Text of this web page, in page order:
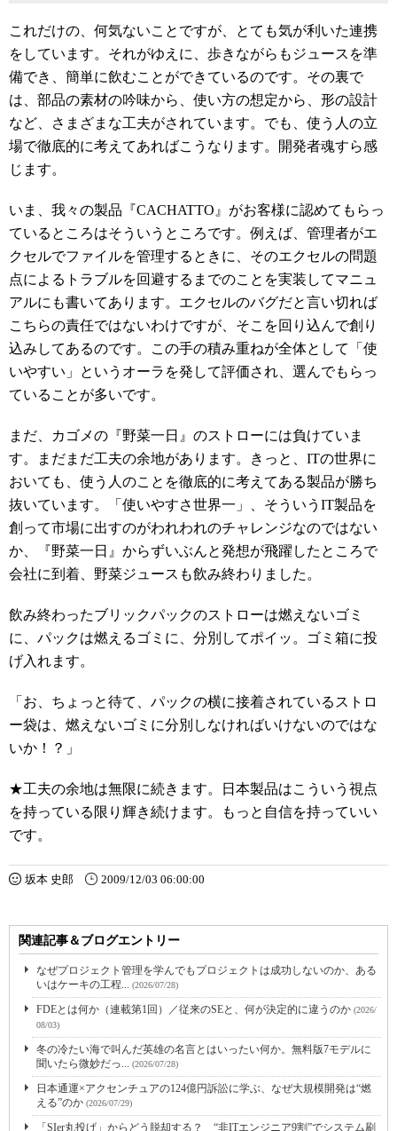
これだけの、何気ないことですが、とても気が利いた連携
をしています。それがゆえに、歩きながらもジュースを準
備でき、簡単に飲むことができているのです。その裏で
は、部品の素材の吟味から、使い方の想定から、形の設計
など、さまざまな工夫がされています。でも、使う人の立
場で徹底的に考えてあればこうなります。開発者魂すら感
じます。
いま、我々の製品『CACHATTO』がお客様に認めてもらっ
ているところはそういうところです。例えば、管理者がエ
クセルでファイルを管理するときに、そのエクセルの問題
点によるトラブルを回避するまでのことを実装してマニュ
アルにも書いてあります。エクセルのバグだと言い切れば
こちらの責任ではないわけですが、そこを回り込んで創り
込みしてあるのです。この手の積み重ねが全体として「使
いやすい」というオーラを発して評価され、選んでもらっ
ていることが多いです。
まだ、カゴメの『野菜一日』のストローには負けていま
す。まだまだ工夫の余地があります。きっと、ITの世界に
おいても、使う人のことを徹底的に考えてある製品が勝ち
抜いています。「使いやすさ世界一」、そういうIT製品を
創って市場に出すのがわれわれのチャレンジなのではない
か、『野菜一日』からずいぶんと発想が飛躍したところで
会社に到着、野菜ジュースも飲み終わりました。
飲み終わったブリックパックのストローは燃えないゴミ
に、パックは燃えるゴミに、分別してポイッ。ゴミ箱に投
げ入れます。
「お、ちょっと待て、パックの横に接着されているストロ
ー袋は、燃えないゴミに分別しなければいけないのではな
いか！？」
★工夫の余地は無限に続きます。日本製品はこういう視点
を持っている限り輝き続けます。もっと自信を持っていい
です。
坂本 史郎 2009/12/03 06:00:00
関連記事＆ブログエントリー
なぜプロジェクト管理を学んでもプロジェクトは成功しないのか、ある
いはケーキの工程... (2026/07/28)
FDEとは何か（連載第1回）／従来のSEと、何が決定的に違うのか (2026/
08/03)
冬の冷たい海で叫んだ英雄の名言とはいったい何か。無料版7モデルに
聞いたら微妙だっ... (2026/07/28)
日本通運×アクセンチュアの124億円訴訟に学ぶ、なぜ大規模開発は“燃
える”のか (2026/07/29)
「SIer丸投げ」からどう脱却する？ “非ITエンジニア9割”でシステム刷